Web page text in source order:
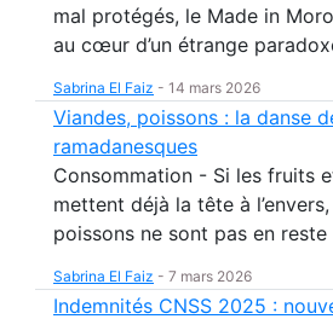
mal protégés, le Made in
au cœur d’un étrange
Sabrina El Faiz - 14 mars 2026
Viandes, poissons : la danse
ramadanesques
Consommation - Si les fruits
mettent déjà la tête à
poissons ne sont pas en reste
Sabrina El Faiz - 7 mars 2026
Indemnités CNSS 2025 :